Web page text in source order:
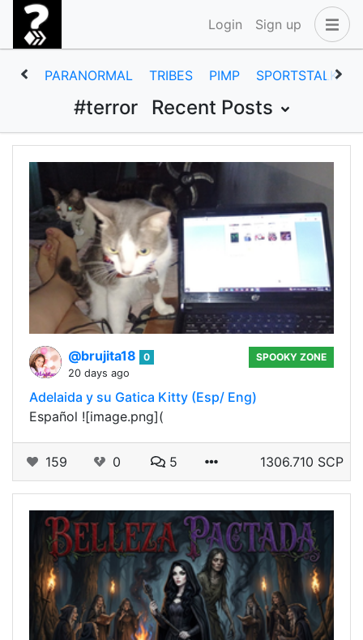
Login Sign up
PARANORMAL TRIBES PIMP SPORTSTALK
#terror Recent Posts
@brujita18
0
20 days ago
SPOOKY ZONE
Adelaida y su Gatica Kitty (Esp/ Eng)
Español ![image.png](
159 0 5 1306.710 SCP